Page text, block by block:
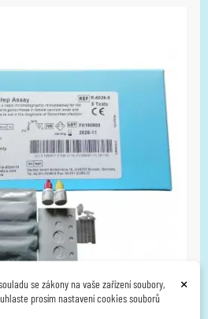
×
se zákony na vaše zařízení soubory,
prosím nastavení cookies souborů